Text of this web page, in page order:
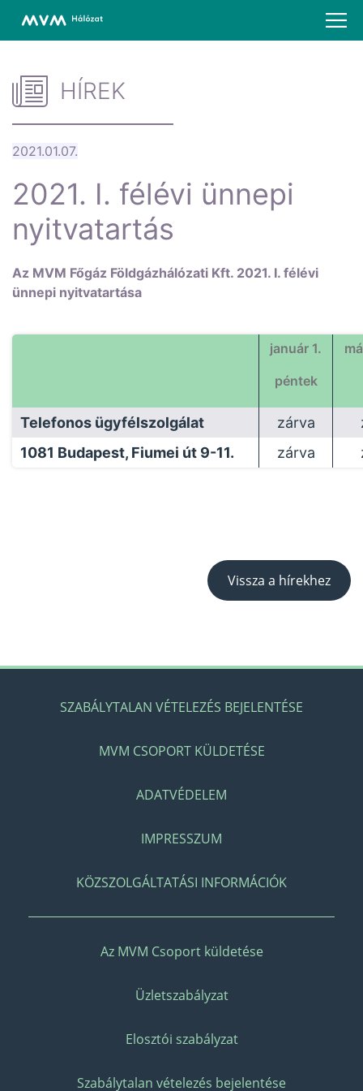
HÍREK
2021.01.07.
2021. I. félévi ünnepi
nyitvatartás
Az MVM Főgáz Földgázhálózati Kft. 2021. I. félévi
ünnepi nyitvatartása
január 1.
péntek
Telefonos ügyfélszolgálat zárva
1081 Budapest, Fiumei út 9-11.
zárva
Vissza a hírekhez
SZABÁLYTALAN VÉTELEZÉS BEJELENTÉSE
MVM CSOPORT KÜLDETÉSE
ADATVÉDELEM
IMPRESSZUM
KÖZSZOLGÁLTATÁSI INFORMÁCIÓK
Az MVM Csoport küldetése
Üzletszabályzat
Elosztói szabályzat
Szabálytalan vételezés bejelentése